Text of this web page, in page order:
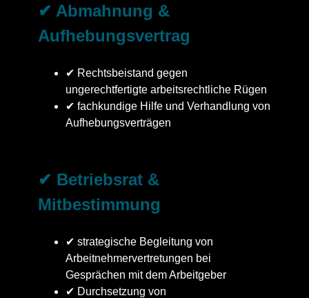
✔ Abmahnung &
Aufhebungsvertrag
✔ Rechtsbeistand gegen
ungerechtfertigte arbeitsrechtliche Rügen
✔ fachkundige Hilfe und Verhandlung von
Aufhebungsverträgen
✔ Betriebsrat &
Mitbestimmung
✔ strategische Begleitung von
Arbeitnehmervertretungen bei
Gesprächen mit dem Arbeitgeber
✔ Durchsetzung von